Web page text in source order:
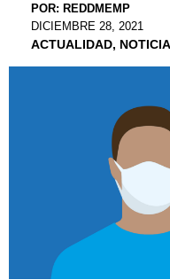
POR: REDDMEMP
DICIEMBRE 28, 2021
ACTUALIDAD,